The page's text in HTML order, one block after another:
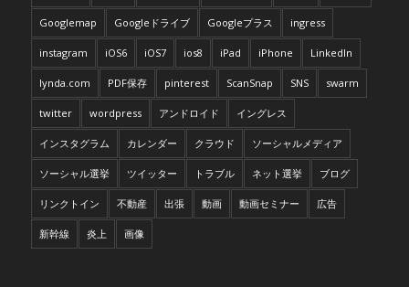
Googlemap Googleドライブ Googleプラス ingress
instagram iOS6 iOS7 ios8 iPad iPhone LinkedIn
lynda.com PDF保存 pinterest ScanSnap SNS swarm
twitter wordpress アンドロイド イングレス
インスタグラム カレンダー クラウド ソーシャルメディア
ソーシャル選挙 ツイッター トラブル ネット選挙 ブログ
リンクトイン 不動産 出張 動画 動画セミナー 広告
新幹線 炎上 画像